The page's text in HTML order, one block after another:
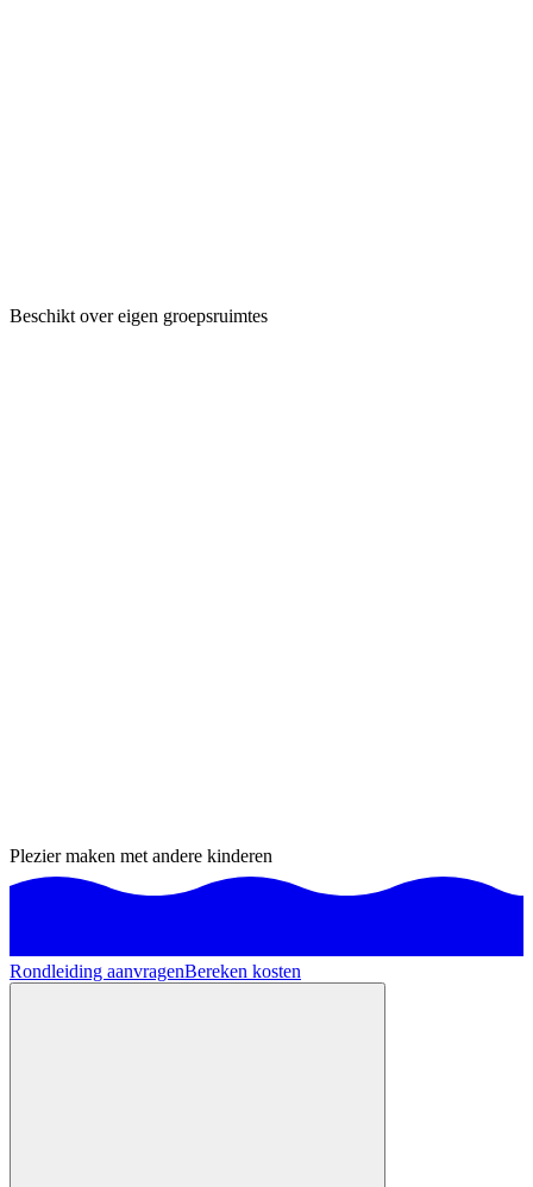
Beschikt over eigen groepsruimtes
Plezier maken met andere kinderen
Rondleiding aanvragenBereken kosten